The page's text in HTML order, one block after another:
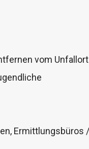
vom
Ermittlungsbüros